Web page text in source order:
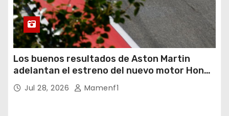
Los buenos resultados de Aston Martin
adelantan el estreno del nuevo motor Honda
y será este miércoles
Jul 28, 2026 Mamenf1